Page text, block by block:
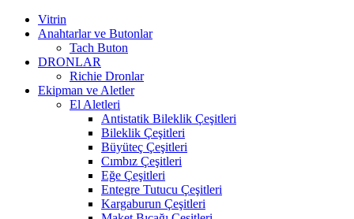
Vitrin
Anahtarlar ve Butonlar
Tach Buton
DRONLAR
Richie Dronlar
Ekipman ve Aletler
El Aletleri
Antistatik Bileklik Çeşitleri
Bileklik Çeşitleri
Büyüteç Çeşitleri
Cımbız Çeşitleri
Eğe Çeşitleri
Entegre Tutucu Çeşitleri
Kargaburun Çeşitleri